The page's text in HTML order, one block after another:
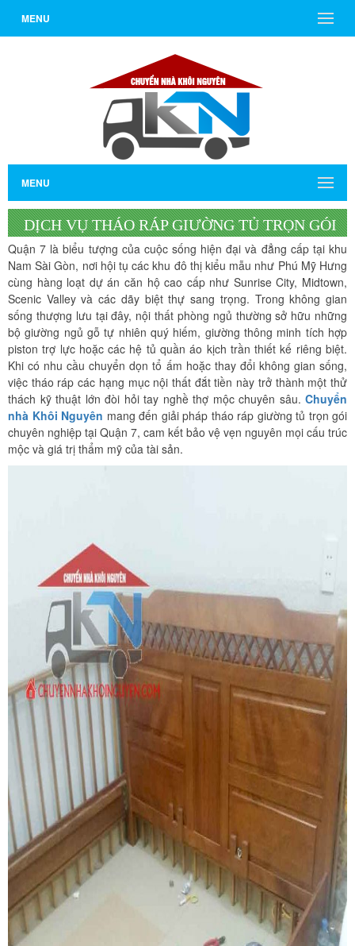
MENU
MENU
DỊCH VỤ THÁO RÁP GIƯỜNG TỦ TRỌN GÓI
CHUYÊN NGHIỆP TẠI KHU VỰC QUẬN 7
Quận 7 là biểu tượng của cuộc sống hiện đại và đẳng cấp tại khu
Nam Sài Gòn, nơi hội tụ các khu đô thị kiểu mẫu như Phú Mỹ Hưng
cùng hàng loạt dự án căn hộ cao cấp như Sunrise City, Midtown,
Scenic Valley và các dãy biệt thự sang trọng. Trong không gian
sống thượng lưu tại đây, nội thất phòng ngủ thường sở hữu những
bộ giường ngủ gỗ tự nhiên quý hiếm, giường thông minh tích hợp
piston trợ lực hoặc các hệ tủ quần áo kịch trần thiết kế riêng biệt.
Khi có nhu cầu chuyển dọn tổ ấm hoặc thay đổi không gian sống,
việc tháo ráp các hạng mục nội thất đắt tiền này trở thành một thử
thách kỹ thuật lớn đòi hỏi tay nghề thợ mộc chuyên sâu. Chuyển
nhà Khôi Nguyên mang đến giải pháp tháo ráp giường tủ trọn gói
chuyên nghiệp tại Quận 7, cam kết bảo vệ vẹn nguyên mọi cấu trúc
mộc và giá trị thẩm mỹ của tài sản.